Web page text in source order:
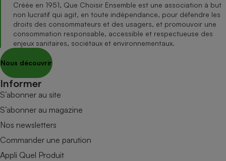
Créée en 1951, Que Choisir Ensemble est une association à but
non lucratif qui agit, en toute indépendance, pour défendre les
droits des consommateurs et des usagers, et promouvoir une
consommation responsable, accessible et respectueuse des
enjeux sanitaires, sociétaux et environnementaux.
Nous découvrir
Informer
S’abonner au site
S’abonner au magazine
Nos newsletters
Commander une parution
Appli Quel Produit